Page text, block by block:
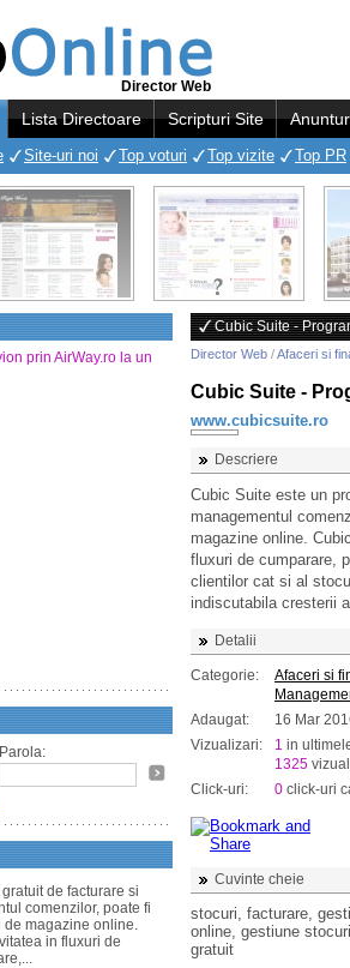
Director Web
Lista Directoare Scripturi Site
Site-uri noi Top voturi Top vizite Top PR
prin AirWay.ro la un
Parola:
de facturare si
comenzilor, poate fi
de magazine online.
in fluxuri de
Cubic Suite -
Director Web /Afaceri si
Cubic Suite -
www.cubicsuite.ro
Descriere
Cubic Suite este un
managementul
magazine online.
fluxuri de cumparare,
clientilor cat si al
indiscutabila cresterii
Detalii
Categorie:
Afaceri si
Adaugat:
16 Mar
Vizualizari:
1 in
1325
Click-uri:
0 click-uri
Cuvinte cheie
stocuri, facturare,
online, gestiune
gratuit